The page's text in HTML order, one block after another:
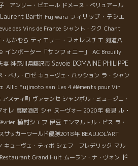
アンリー・ピエール ドメーヌ・ベリュアール
Laurent Barth Fujiwara フィリップ・テシエ
des Vins de France シャント・クク Chant
なかむら ティエリー・フォレスチエ 剣道八
インポーター「サンフォニー」
AC Brouilly
妻 神奈川県藤沢市 Savoie DOMAINE PHILIPPE
・ベル・ロゼ キューヴェ・パッション ラ・シャン
Alliq Fujimoto san Les 4 éléments pour Vin
アスティ町 ヴァランセ シャンボル・ミュージニ・
ォレ 萬屋酒店 シャ ヌーヴォー 2020年 桜見 ル・
植村シェフ 伊豆 モンマルトル・ビス ラ・
サッカーワールド優勝2018年 BEAUJOL'ART
キューヴェ・ティボ シェフ フレデリック マル
Restaurant Grand Huit ムーラン・ナ・ヴォン ド